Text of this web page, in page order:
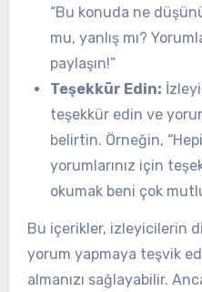
“Bu konuda ne
mu, yanlış mı?
paylaşın!”
Teşekkür Edin:
teşekkür edin ve
belirtin. Örneğin,
yorumlarınız için
okumak beni çok
Bu içerikler, izleyicilerin
yorum yapmaya teşvik
almanızı sağlayabilir.